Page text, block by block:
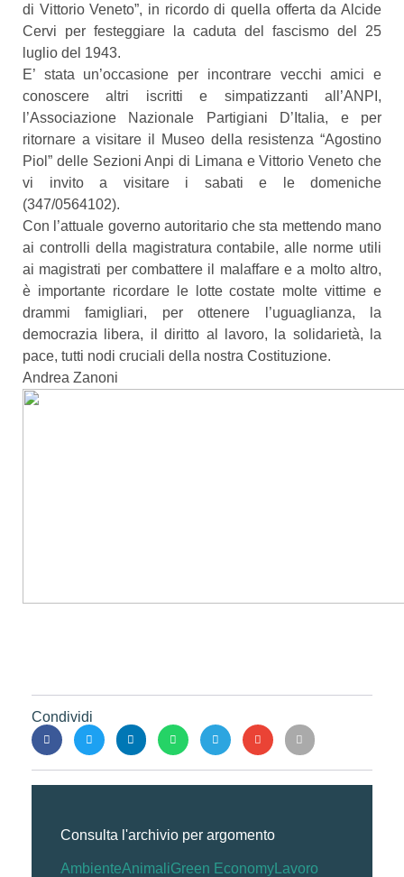
di Vittorio Veneto”, in ricordo di quella offerta da Alcide
Cervi per festeggiare la caduta del fascismo del 25
luglio del 1943.
E’ stata un’occasione per incontrare vecchi amici e
conoscere altri iscritti e simpatizzanti all’ANPI,
l’Associazione Nazionale Partigiani D’Italia, e per
ritornare a visitare il Museo della resistenza “Agostino
Piol” delle Sezioni Anpi di Limana e Vittorio Veneto che
vi invito a visitare i sabati e le domeniche
(347/0564102).
Con l’attuale governo autoritario che sta mettendo mano
ai controlli della magistratura contabile, alle norme utili
ai magistrati per combattere il malaffare e a molto altro,
è importante ricordare le lotte costate molte vittime e
drammi famigliari, per ottenere l’uguaglianza, la
democrazia libera, il diritto al lavoro, la solidarietà, la
pace, tutti nodi cruciali della nostra Costituzione.
Andrea Zanoni
Condividi
Consulta l'archivio per argomento
AmbienteAnimaliGreen Economy Lavoro